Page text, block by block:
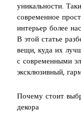
уникальности.
современное
интерьер более
В этой статье
вещи, куда их
с современными
эксклюзивный,
Почему стоит
декора